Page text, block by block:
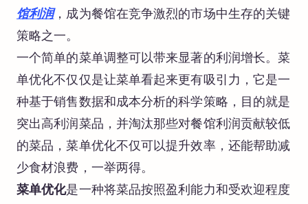
馆利润，成为餐馆在竞争激烈的市场中生存的关键
策略之一。
一个简单的菜单调整可以带来显著的利润增长。菜
单优化不仅仅是让菜单看起来更有吸引力，它是一
种基于销售数据和成本分析的科学策略，目的就是
突出高利润菜品，并淘汰那些对餐馆利润贡献较低
的菜品，菜单优化不仅可以提升效率，还能帮助减
少食材浪费，一举两得。
菜单优化是一种将菜品按照盈利能力和受欢迎程度